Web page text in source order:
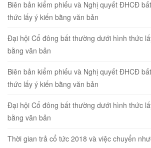
Biên bản kiểm phiếu và Nghị quyết ĐHCĐ
thức lấy ý kiến bằng văn bản
Đại hội Cổ đông bất thường dưới hình thức
bằng văn bản
Biên bản kiểm phiếu và Nghị quyết ĐHCĐ
thức lấy ý kiến bằng văn bản
Đại hội Cổ đông bất thường dưới hình thức
bằng văn bản
Thời gian trả cổ tức 2018 và việc chuyển